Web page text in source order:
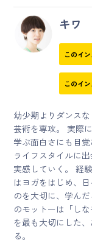
キワ
このイ
このイ
幼少期よりダンス
芸術を専攻。 実際
学ぶ面白さにも目
ライフスタイルに
実感していく。 経
はヨガをはじめ、
のを大切に、学ん
のモットーは「し
を最も大切にした
る。